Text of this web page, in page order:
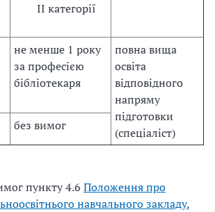
II категорії
не менше 1 року
запрофесією
бібліотекаря
повна вища
освіта
відповідного
напряму
підготовки
(спеціаліст)
без вимог
пункту 4.6 Положення про
навчального закладу,